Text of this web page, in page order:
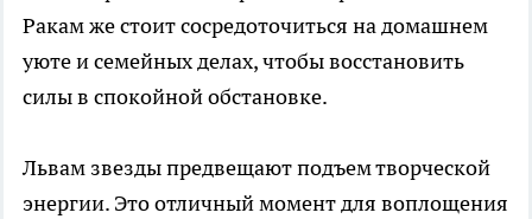
Ракам же стоит сосредоточиться на домашнем
уюте и семейных делах, чтобы восстановить
силы в спокойной обстановке.
Львам звезды предвещают подъем творческой
энергии. Это отличный момент для воплощения